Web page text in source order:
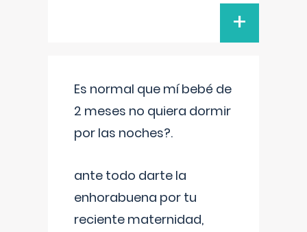
+
Es normal que mí bebé de
2 meses no quiera dormir
por las noches?.
ante todo darte la
enhorabuena por tu
reciente maternidad,